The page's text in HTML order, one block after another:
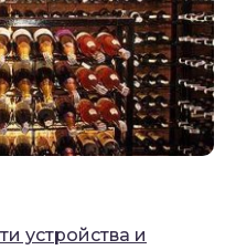
устройства и